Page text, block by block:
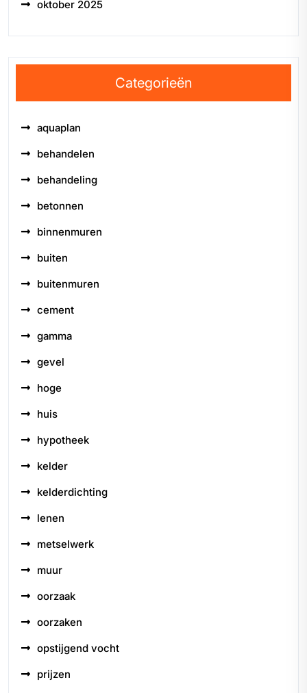
oktober 2025
Categorieën
aquaplan
behandelen
behandeling
betonnen
binnenmuren
buiten
buitenmuren
cement
gamma
gevel
hoge
huis
hypotheek
kelder
kelderdichting
lenen
metselwerk
muur
oorzaak
oorzaken
opstijgend vocht
prijzen